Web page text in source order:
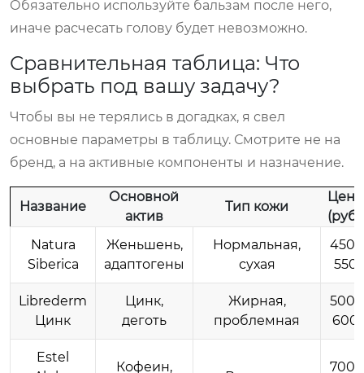
Обязательно используйте бальзам после него,
иначе расчесать голову будет невозможно.
Сравнительная таблица: Что
выбрать под вашу задачу?
Чтобы вы не терялись в догадках, я свел
основные параметры в таблицу. Смотрите не на
бренд, а на активные компоненты и назначение.
Название
Основной
актив
Тип кожи
Цена
(руб.)
Natura
Siberica
Женьшень,
адаптогены
Нормальная,
сухая
450–
550
Librederm
Цинк
Цинк,
деготь
Жирная,
проблемная
500–
600
Estel
Кофеин, 700–